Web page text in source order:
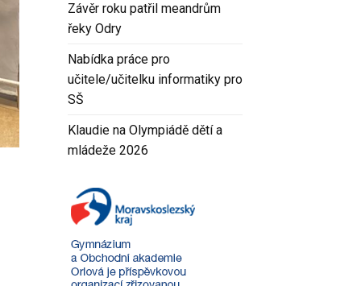
Závěr roku patřil meandrům
řeky Odry
Nabídka práce pro
učitele/učitelku informatiky pro
SŠ
Klaudie na Olympiádě dětí a
mládeže 2026